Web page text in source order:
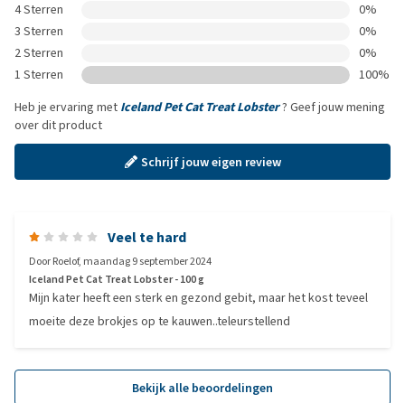
4 Sterren
0%
3 Sterren
0%
2 Sterren
0%
1 Sterren
100%
Heb je ervaring met Iceland Pet Cat Treat Lobster? Geef jouw mening
over dit product
Schrijf jouw eigen review
Veel te hard
DoorRoelof, maandag 9 september 2024
Iceland Pet Cat Treat Lobster - 100 g
Mijn kater heeft een sterk en gezond gebit, maar het kost teveel
moeite deze brokjes op te kauwen..teleurstellend
Bekijk alle beoordelingen